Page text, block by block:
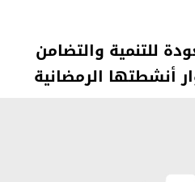
للتنمية والتضامن
أنشطتها الرمضانية